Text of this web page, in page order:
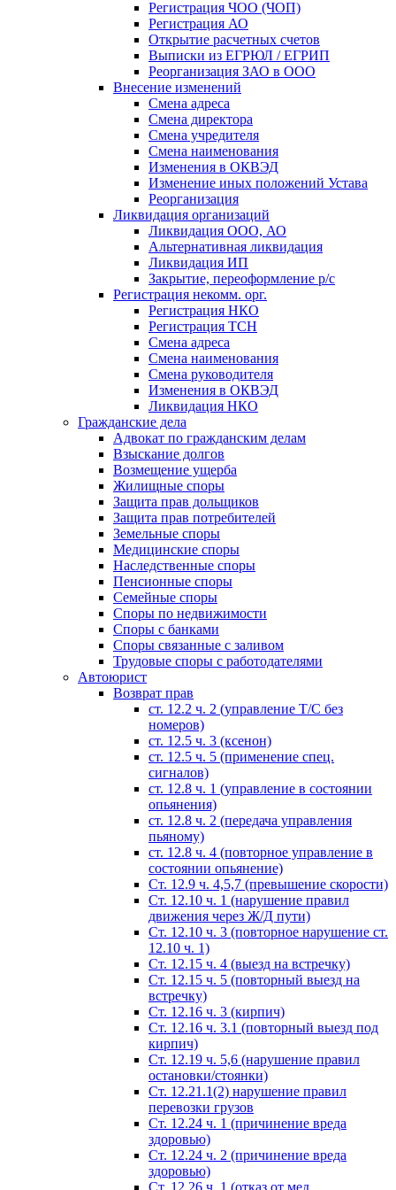
Регистрация ЧОО (ЧОП)
Регистрация АО
Открытие расчетных счетов
Выписки из ЕГРЮЛ / ЕГРИП
Реорганизация ЗАО в ООО
Внесение изменений
Смена адреса
Смена директора
Cмена учредителя
Смена наименования
Изменения в ОКВЭД
Изменение иных положений Устава
Реорганизация
Ликвидация организаций
Ликвидация ООО, АО
Альтернативная ликвидация
Ликвидация ИП
Закрытие, переоформление р/с
Регистрация некомм. орг.
Регистрация НКО
Регистрация ТСН
Смена адреса
Смена наименования
Смена руководителя
Изменения в ОКВЭД
Ликвидация НКО
Гражданские дела
Адвокат по гражданским делам
Взыскание долгов
Возмещение ущерба
Жилищные споры
Защита прав дольщиков
Защита прав потребителей
Земельные споры
Медицинские споры
Наследственные споры
Пенсионные споры
Семейные споры
Cпоры по недвижимости
Споры с банками
Споры связанные с заливом
Трудовые споры с работодателями
Автоюрист
Возврат прав
ст. 12.2 ч. 2 (управление Т/С без
номеров)
ст. 12.5 ч. 3 (ксенон)
ст. 12.5 ч. 5 (применение спец.
сигналов)
cт. 12.8 ч. 1 (управление в состоянии
опьянения)
ст. 12.8 ч. 2 (передача управления
пьяному)
ст. 12.8 ч. 4 (повторное управление в
состоянии опьянение)
Ст. 12.9 ч. 4,5,7 (превышение скорости)
Ст. 12.10 ч. 1 (нарушение правил
движения через Ж/Д пути)
Ст. 12.10 ч. 3 (повторное нарушение ст.
12.10 ч. 1)
Ст. 12.15 ч. 4 (выезд на встречку)
Ст. 12.15 ч. 5 (повторный выезд на
встречку)
Ст. 12.16 ч. 3 (кирпич)
Ст. 12.16 ч. 3.1 (повторный выезд под
кирпич)
Ст. 12.19 ч. 5,6 (нарушение правил
остановки/стоянки)
Ст. 12.21.1(2) нарушение правил
перевозки грузов
Ст. 12.24 ч. 1 (причинение вреда
здоровью)
Ст. 12.24 ч. 2 (причинение вреда
здоровью)
Ст. 12.26 ч. 1 (отказ от мед.